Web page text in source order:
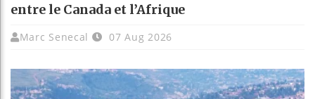
entre le Canada et l’Afrique
Marc Senecal 07 Aug 2026